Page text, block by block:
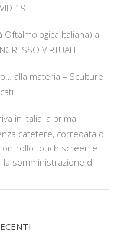
19
Oftalmologica Italiana) al
VIRTUALE
alla materia – Sculture
in Italia la prima
catetere, corredata di
touch screen e
somministrazione di